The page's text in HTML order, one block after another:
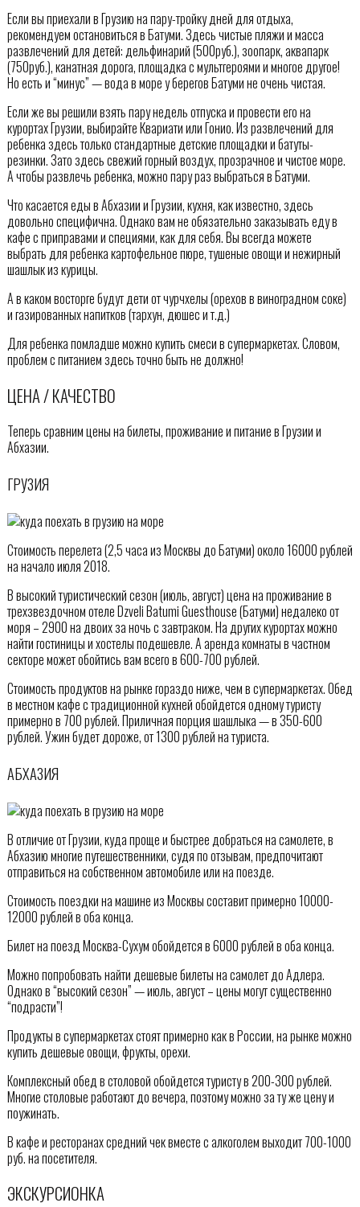
Если вы приехали в Грузию на пару-тройку дней для отдыха,
рекомендуем остановиться в Батуми. Здесь чистые пляжи и масса
развлечений для детей: дельфинарий (500руб.), зоопарк, аквапарк
(750руб.), канатная дорога, площадка с мультгероями и многое другое!
Но есть и “минус” — вода в море у берегов Батуми не очень чистая.
Если же вы решили взять пару недель отпуска и провести его на
курортах Грузии, выбирайте Квариати или Гонио. Из развлечений для
ребенка здесь только стандартные детские площадки и батуты-
резинки. Зато здесь свежий горный воздух, прозрачное и чистое море.
А чтобы развлечь ребенка, можно пару раз выбраться в Батуми.
Что касается еды в Абхазии и Грузии, кухня, как известно, здесь
довольно специфична. Однако вам не обязательно заказывать еду в
кафе с приправами и специями, как для себя. Вы всегда можете
выбрать для ребенка картофельное пюре, тушеные овощи и нежирный
шашлык из курицы.
А в каком восторге будут дети от чурчхелы (орехов в виноградном соке)
и газированных напитков (тархун, дюшес и т.д.)
Для ребенка помладше можно купить смеси в супермаркетах. Словом,
проблем с питанием здесь точно быть не должно!
ЦЕНА / КАЧЕСТВО
Теперь сравним цены на билеты, проживание и питание в Грузии и
Абхазии.
ГРУЗИЯ
Стоимость перелета (2,5 часа из Москвы до Батуми) около 16000 рублей
на начало июля 2018.
В высокий туристический сезон (июль, август) цена на проживание в
трехзвездочном отеле Dzveli Batumi Guesthouse (Батуми) недалеко от
моря – 2900 на двоих за ночь с завтраком. На других курортах можно
найти гостиницы и хостелы подешевле. А аренда комнаты в частном
секторе может обойтись вам всего в 600-700 рублей.
Стоимость продуктов на рынке гораздо ниже, чем в супермаркетах. Обед
в местном кафе с традиционной кухней обойдется одному туристу
примерно в 700 рублей. Приличная порция шашлыка — в 350-600
рублей. Ужин будет дороже, от 1300 рублей на туриста.
АБХАЗИЯ
В отличие от Грузии, куда проще и быстрее добраться на самолете, в
Абхазию многие путешественники, судя по отзывам, предпочитают
отправиться на собственном автомобиле или на поезде.
Стоимость поездки на машине из Москвы составит примерно 10000-
12000 рублей в оба конца.
Билет на поезд Москва-Сухум обойдется в 6000 рублей в оба конца.
Можно попробовать найти дешевые билеты на самолет до Адлера.
Однако в “высокий сезон” — июль, август – цены могут существенно
“подрасти”!
Продукты в супермаркетах стоят примерно как в России, на рынке можно
купить дешевые овощи, фрукты, орехи.
Комплексный обед в столовой обойдется туристу в 200-300 рублей.
Многие столовые работают до вечера, поэтому можно за ту же цену и
поужинать.
В кафе и ресторанах средний чек вместе с алкоголем выходит 700-1000
руб. на посетителя.
ЭКСКУРСИОНКА